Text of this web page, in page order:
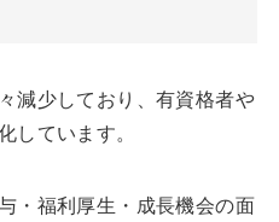
減少しており、有資格者や
しています。
・福利厚生・成長機会の面